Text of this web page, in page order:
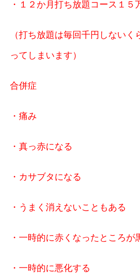
・１２か月打ち放題コース１５
（打ち放題は毎回千円しない
ってしまいます）
合併症
・痛み
・真っ赤になる
・カサブタになる
・うまく消えないこともある
・一時的に赤くなったところが
・一時的に悪化する